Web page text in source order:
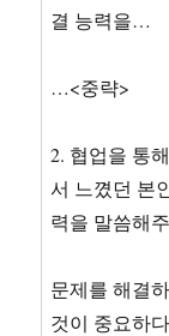
결 능력을…
…<중략>
2. 협업을 통
서 느꼈던 본
력을 말씀해
문제를 해결
것이 중요하